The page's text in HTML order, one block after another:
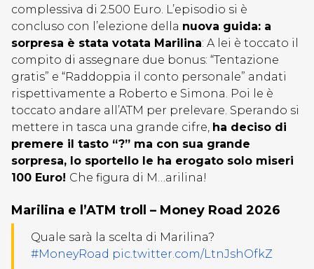
complessiva di 2.500 Euro. L’episodio si è
concluso con l’elezione della nuova guida: a
sorpresa è stata votata Marilina: A lei è toccato il
compito di assegnare due bonus: “Tentazione
gratis” e “Raddoppia il conto personale” andati
rispettivamente a Roberto e Simona. Poi le è
toccato andare all’ATM per prelevare. Sperando si
mettere in tasca una grande cifre, ha deciso di
premere il tasto “?” ma con sua grande
sorpresa, lo sportello le ha erogato solo miseri
100 Euro! Che figura di M…arilina!
Marilina e l’ATM troll – Money Road 2026
Quale sarà la scelta di Marilina?
#MoneyRoad pic.twitter.com/LtnJshOfkZ